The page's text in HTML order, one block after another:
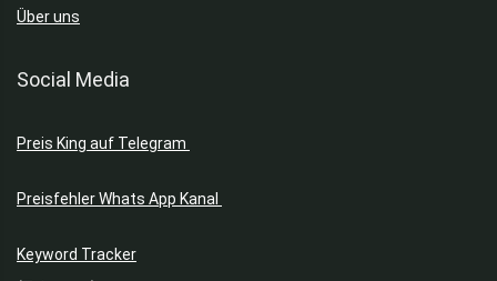
Über uns
Social Media
Preis King auf Telegram
Preisfehler Whats App Kanal
Keyword Tracker